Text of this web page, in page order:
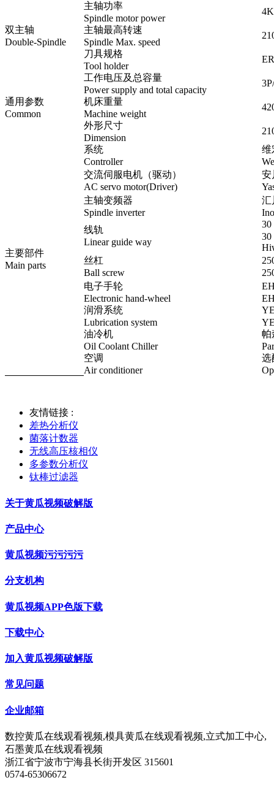
双主轴
Double-Spindle
主轴功率
Spindle motor power
主轴最高转速
Spindle Max. speed
刀具规格
Tool holder
通用参数
Common
工作电压及总容量
Power supply and total capacity
机床重量
Machine weight
外形尺寸
Dimension
主要部件
Main parts
系统
Controller
维
交流伺服电机（驱动）
AC servo motor(Driver)
安
主轴变频器
Spindle inverter
汇
线轨
Linear guide way
30
30
丝杠
Ball screw
电子手轮
Electronic hand-wheel
润滑系统
Lubrication system
油冷机
Oil Coolant Chiller
帕
空调
Air conditioner
选
友情链接 :
差热分析仪
菌落计数器
无线高压核相仪
多参数分析仪
钛棒过滤器
关于黄瓜视频破解版
产品中心
黄瓜视频污污污污
分支机构
黄瓜视频APP色版下载
下载中心
加入黄瓜视频破解版
常见问题
企业邮箱
数控黄瓜在线观看视频,模具黄瓜在线观看视频,立式加工中心,
石墨黄瓜在线观看视频
浙江省宁波市宁海县长街开发区 315601
0574-65306672